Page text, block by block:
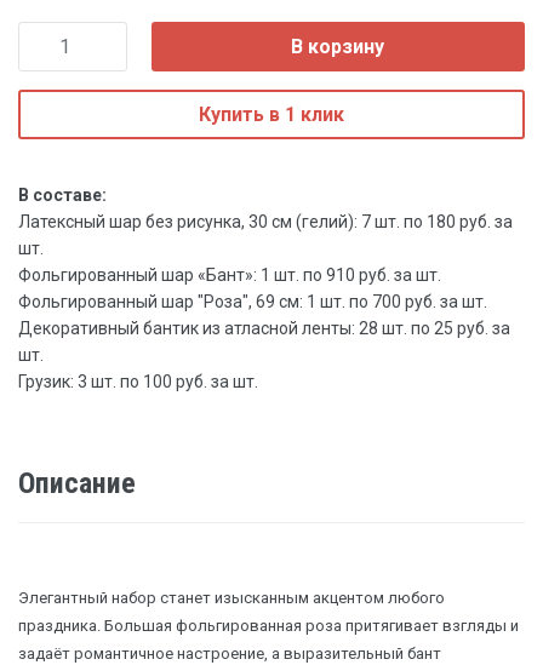
В корзину
Купить в 1 клик
В составе:
Латексный шар без рисунка, 30 см (гелий): 7 шт. по 180 руб. за
шт.
Фольгированный шар «Бант»: 1 шт. по 910 руб. за шт.
Фольгированный шар "Роза", 69 см: 1 шт. по 700 руб. за шт.
Декоративный бантик из атласной ленты: 28 шт. по 25 руб. за
шт.
Грузик: 3 шт. по 100 руб. за шт.
Описание
Элегантный набор станет изысканным акцентом любого
праздника. Большая фольгированная роза притягивает взгляды и
задаёт романтичное настроение, а выразительный бант